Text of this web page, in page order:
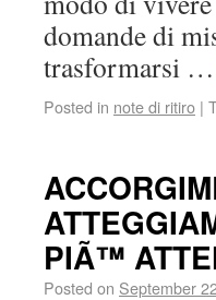
domande di
trasformarsi …
Posted in note di ritiro |
PIÃ™
Posted on September